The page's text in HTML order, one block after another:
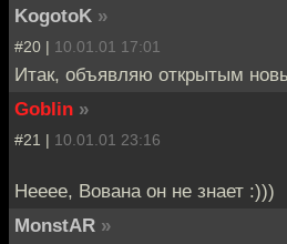
KogotoK »
#20 | 10.01.01 17:01
Итак, объявляю открытым
Goblin »
#21 | 10.01.01 23:16
Нееее, Вована он не знает :)))
MonstAR »